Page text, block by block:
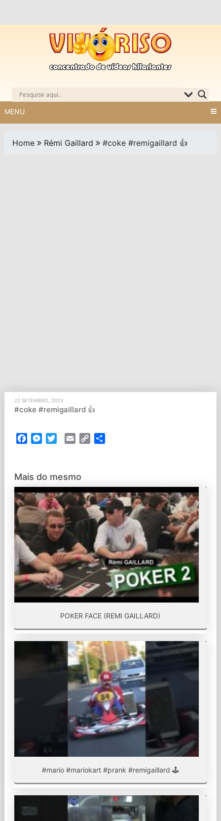
MENU
Home Rémi Gaillard #coke #remigaillard 👍
22 SETEMBRO, 2023
#coke #remigaillard 👍
FacebookMessenger
TwitterEmail Copy
Mais do mesmo
POKER FACE (REMI GAILLARD)
#mario #mariokart #prank #remigaillard 🕹